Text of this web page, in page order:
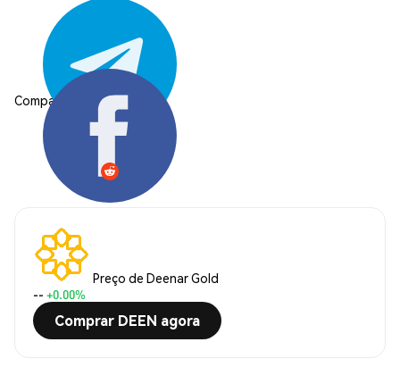
Compartilhar:
Preço de Deenar Gold
-- +0.00%
Comprar DEEN agora